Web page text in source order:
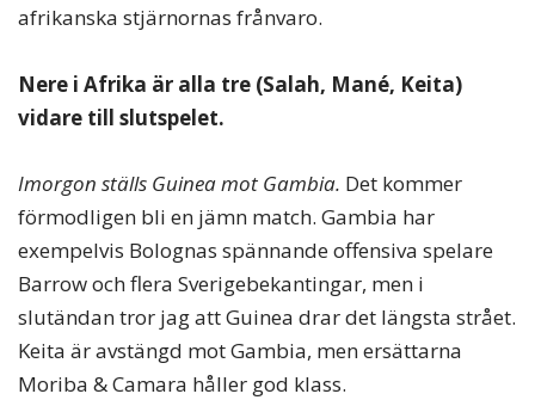
afrikanska stjärnornas frånvaro.
Nere i Afrika är alla tre (Salah, Mané, Keita)
vidare till slutspelet.
Imorgon ställs Guinea mot Gambia. Det kommer
förmodligen bli en jämn match. Gambia har
exempelvis Bolognas spännande offensiva spelare
Barrow och flera Sverigebekantingar, men i
slutändan tror jag att Guinea drar det längsta strået.
Keita är avstängd mot Gambia, men ersättarna
Moriba & Camara håller god klass.